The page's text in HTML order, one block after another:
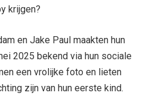
krijgen?
en Jake Paul maakten hun
2025 bekend via hun sociale
een vrolijke foto en lieten
zijn van hun eerste kind.